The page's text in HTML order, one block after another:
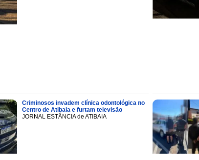
Criminosos invadem clínica odontológica no
Centro de Atibaia e furtam televisão
JORNAL ESTÂNCIA de ATIBAIA